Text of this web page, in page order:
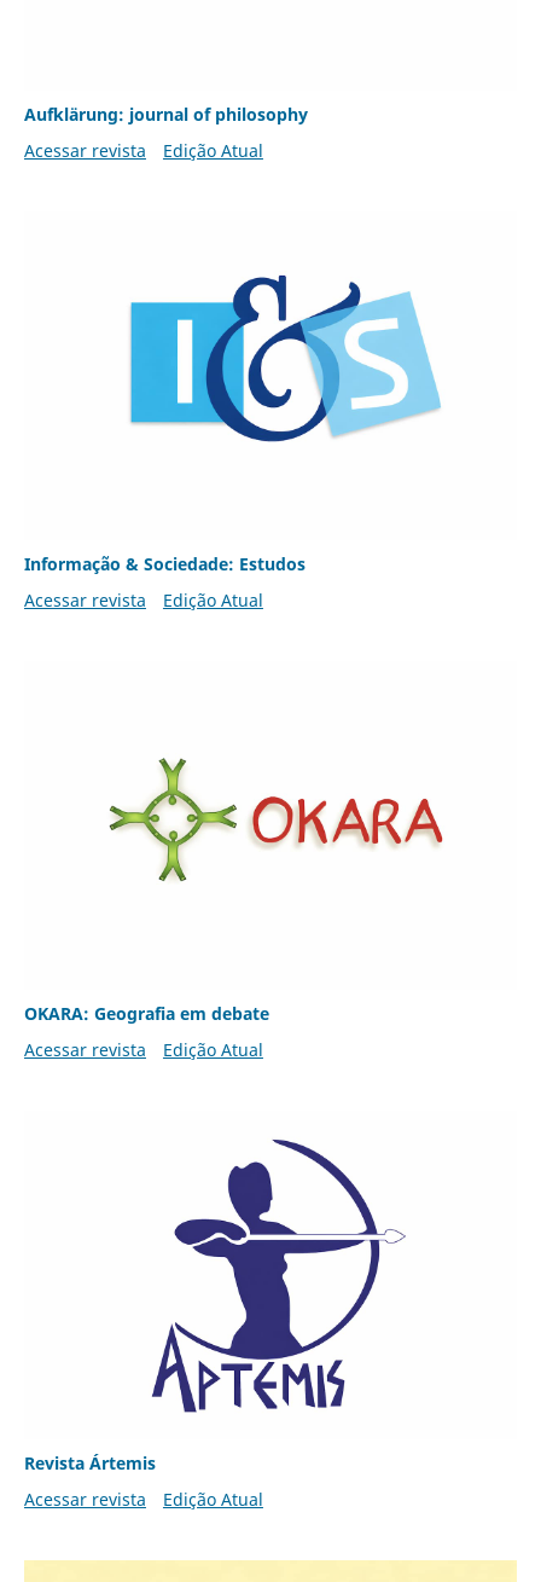
Aufklärung: journal of philosophy
Acessar revista
Edição Atual
Informação & Sociedade: Estudos
Acessar revista
Edição Atual
OKARA: Geografia em debate
Acessar revista
Edição Atual
Revista Ártemis
Acessar revista
Edição Atual